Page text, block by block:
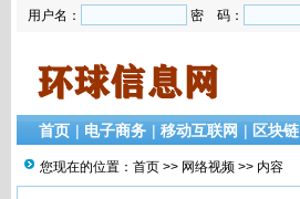
用户名： 密 码：
首页 | 电子商务 | 移动互联网 | 区块链
您现在的位置： 首页 >> 网络视频 >> 内容